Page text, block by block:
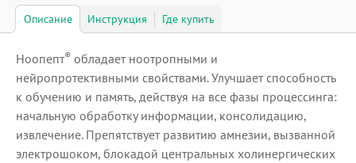
Описание Инструкция Где купить
Ноопепт® обладает ноотропными и
нейропротективными свойствами. Улучшает способность
к обучению и память, действуя на все фазы процессинга:
начальную обработку информации, консолидацию,
извлечение. Препятствует развитию амнезии, вызванной
электрошоком, блокадой центральных холинергических